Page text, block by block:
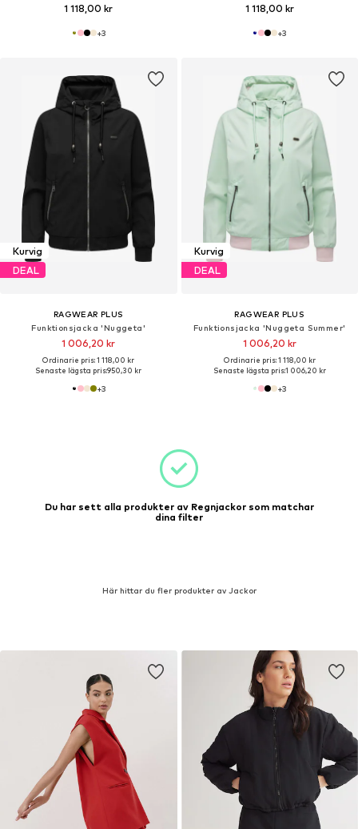
1 118,00 kr
+3
1 118,00 kr
+3
Kurvig
DEAL
RAGWEAR PLUS
Funktionsjacka 'Nuggeta'
1 006,20 kr
Ordinarie pris: 1 118,00 kr
Senaste lägsta pris:950,30 kr
+3
Kurvig
DEAL
RAGWEAR PLUS
Funktionsjacka 'Nuggeta Summer'
1 006,20 kr
Ordinarie pris: 1 118,00 kr
Senaste lägsta pris:1 006,20 kr
+3
Du har sett alla produkter av Regnjackor som matchar
dina filter
Här hittar du fler produkter av Jackor